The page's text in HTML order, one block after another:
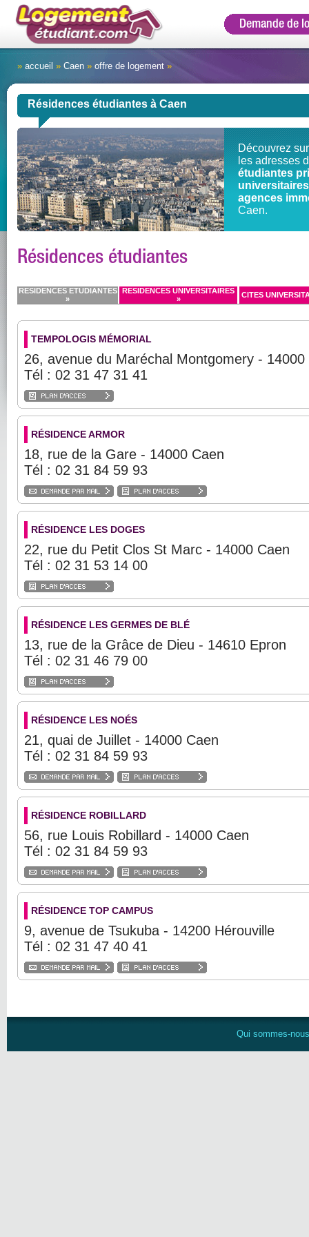
Demande de
» accueil » Caen » offre de logement »
Résidences étudiantes à Caen
Découvrez
les adresses
étudiantes
agences
Caen.
Résidences étudiantes
RESIDENCES ETUDIANTES
»
RESIDENCES UNIVERSITAIRES
»
CITES
TEMPOLOGIS MÉMORIAL
26, avenue du Maréchal Montgomery - 14000
Tél : 02 31 47 31 41
RÉSIDENCE ARMOR
18, rue de la Gare - 14000 Caen
Tél : 02 31 84 59 93
RÉSIDENCE LES DOGES
22, rue du Petit Clos St Marc - 14000 Caen
Tél : 02 31 53 14 00
RÉSIDENCE LES GERMES DE BLÉ
13, rue de la Grâce de Dieu - 14610 Epron
Tél : 02 31 46 79 00
RÉSIDENCE LES NOÉS
21, quai de Juillet - 14000 Caen
Tél : 02 31 84 59 93
RÉSIDENCE ROBILLARD
56, rue Louis Robillard - 14000 Caen
Tél : 02 31 84 59 93
RÉSIDENCE TOP CAMPUS
9, avenue de Tsukuba - 14200 Hérouville
Tél : 02 31 47 40 41
Qui sommes-nous